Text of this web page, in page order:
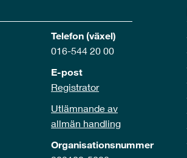
Telefon (växel)
016-544 20 00
E-post
Registrator
Utlämnande av
allmän handling
Organisationsnummer